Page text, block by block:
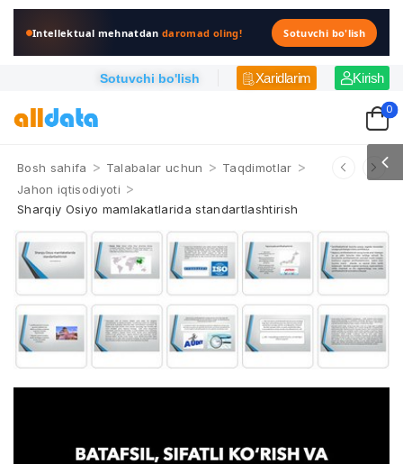
Intellektual mehnatdandaromad oling! Sotuvchi bo'lish
Sotuvchi bo'lish Xaridlarim Kirish
0
Bosh sahifa > Talabalar uchun > Taqdimotlar >
Jahon iqtisodiyoti >
Sharqiy Osiyo mamlakatlarida standartlashtirish